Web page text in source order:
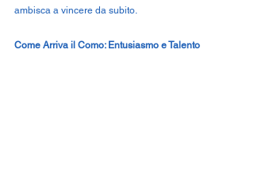
ambisca a vincere da subito.
Come Arriva il Como: Entusiasmo e Talento